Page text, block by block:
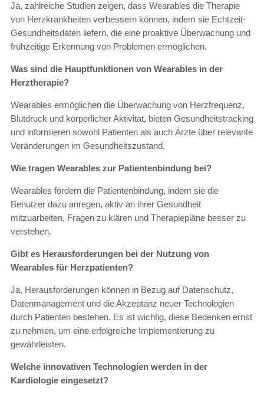
Ja, zahlreiche Studien zeigen, dass Wearables die Therapie
von Herzkrankheiten verbessern können, indem sie Echtzeit-
Gesundheitsdaten liefern, die eine proaktive Überwachung und
frühzeitige Erkennung von Problemen ermöglichen.
Was sind die Hauptfunktionen von Wearables in der
Herztherapie?
Wearables ermöglichen die Überwachung von Herzfrequenz,
Blutdruck und körperlicher Aktivität, bieten Gesundheitstracking
und informieren sowohl Patienten als auch Ärzte über relevante
Veränderungen im Gesundheitszustand.
Wie tragen Wearables zur Patientenbindung bei?
Wearables fördern die Patientenbindung, indem sie die
Benutzer dazu anregen, aktiv an ihrer Gesundheit
mitzuarbeiten, Fragen zu klären und Therapiepläne besser zu
verstehen.
Gibt es Herausforderungen bei der Nutzung von
Wearables für Herzpatienten?
Ja, Herausforderungen können in Bezug auf Datenschutz,
Datenmanagement und die Akzeptanz neuer Technologien
durch Patienten bestehen. Es ist wichtig, diese Bedenken ernst
zu nehmen, um eine erfolgreiche Implementierung zu
gewährleisten.
Welche innovativen Technologien werden in der
Kardiologie eingesetzt?